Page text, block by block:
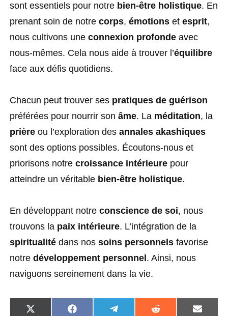
sont essentiels pour notre bien-être holistique. En
prenant soin de notre corps, émotions et esprit,
nous cultivons une connexion profonde avec
nous-mêmes. Cela nous aide à trouver l’équilibre
face aux défis quotidiens.
Chacun peut trouver ses pratiques de guérison
préférées pour nourrir son âme. La méditation, la
prière ou l’exploration des annales akashiques
sont des options possibles. Écoutons-nous et
priorisons notre croissance intérieure pour
atteindre un véritable bien-être holistique.
En développant notre conscience de soi, nous
trouvons la paix intérieure. L’intégration de la
spiritualité dans nos soins personnels favorise
notre développement personnel . Ainsi, nous
naviguons sereinement dans la vie.
S S S S S